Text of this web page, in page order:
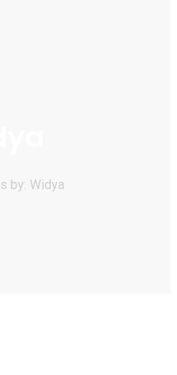
by: Widya